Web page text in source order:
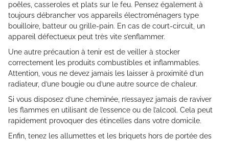
poêles, casseroles et plats sur le feu. Pensez également à
toujours débrancher vos appareils électroménagers type
bouilloire, batteur ou grille-pain. En cas de court-circuit, un
appareil défectueux peut très vite s’enflammer.
Une autre précaution à tenir est de veiller à stocker
correctement les produits combustibles et inflammables.
Attention, vous ne devez jamais les laisser à proximité d’un
radiateur, d’une bougie ou d’une autre source de chaleur.
Si vous disposez d’une cheminée, n’essayez jamais de raviver
les flammes en utilisant de l’essence ou de l’alcool. Cela peut
rapidement provoquer des étincelles dans votre domicile.
Enfin, tenez les allumettes et les briquets hors de portée des